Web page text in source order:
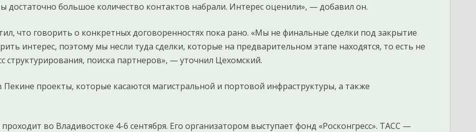
достаточно большое количество контактов набрали. Интерес оценили», — добавил он.
что говорить о конкретных договоренностях пока рано. «Мы не финальные сделки под закрытие
интерес, поэтому мы несли туда сделки, которые на предварительном этапе находятся, то есть не
поиска партнеров», — уточнил Цехомский.
проекты, которые касаются магистральной и портовой инфраструктуры, а также
во Владивостоке 4-6 сентября. Его организатором выступает фонд «Росконгресс». ТАСС —